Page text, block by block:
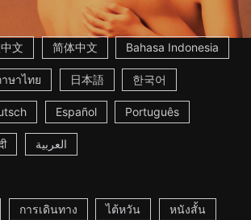
文 简体中文 Bahasa Indonesia
ษาไทย 日本語 한국어
Español Português
العربية
การเดินทาง ไต้หวัน หนังสั้น